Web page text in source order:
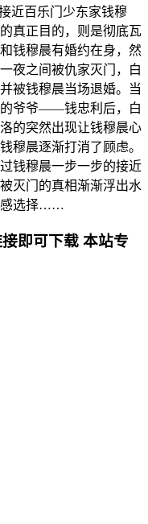
近百乐门少东家钱穆
真正目的，则是彻底瓦
钱穆晨有婚约在身，然
夜之间被仇家灭门，白
被钱穆晨当场退婚。当
的爷爷——钱忠利后，白
的突然出现让钱穆晨心
穆晨逐渐打消了顾虑。
钱穆晨一步一步的接近
灭门的真相渐渐浮出水
感选择……
即可下载 本站专